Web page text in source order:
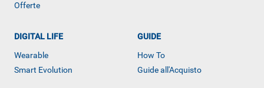
Offerte
DIGITAL LIFE
Wearable
Smart Evolution
GUIDE
How To
Guide all'Acquisto